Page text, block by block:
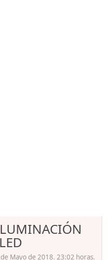
Mayo de 2018. 23:02 horas.